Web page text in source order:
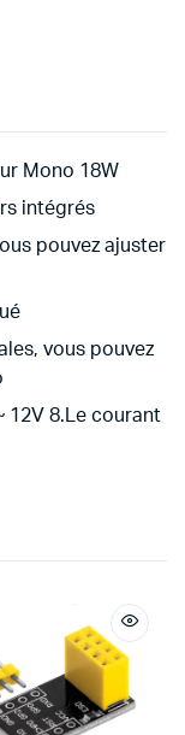
Mono 18W
intégrés
pouvez ajuster
vous pouvez
12V 8.Le courant